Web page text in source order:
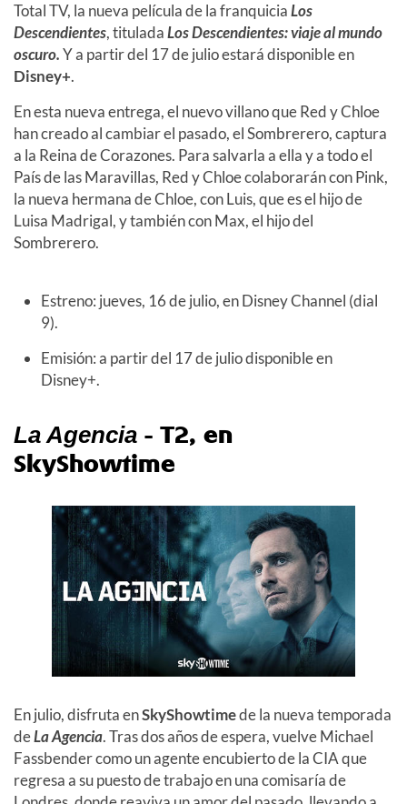
Total TV, la nueva película de la franquiciaLos
Descendientes, tituladaLos Descendientes: viaje al mundo
oscuro.Y a partir del 17 de julio estará disponible en
Disney+.
En esta nueva entrega, el nuevo villano que Red y Chloe
han creado al cambiar el pasado, el Sombrerero, captura
a la Reina de Corazones. Para salvarla a ella y a todo el
País de las Maravillas, Red y Chloe colaborarán con Pink,
la nueva hermana de Chloe, con Luis, que es el hijo de
Luisa Madrigal, y también con Max, el hijo del
Sombrerero.
Estreno: jueves, 16 de julio, en Disney Channel (dial
9).
Emisión: a partir del 17 de julio disponible en
Disney+.
La Agencia - T2, en
SkyShowtime
En julio, disfruta enSkyShowtimede la nueva temporada
deLa Agencia. Tras dos años de espera, vuelve Michael
Fassbender como un agente encubierto de la CIA que
regresa a su puesto de trabajo en una comisaría de